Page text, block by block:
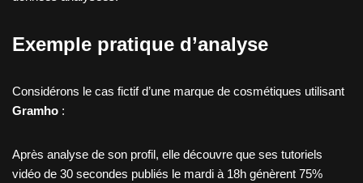
Exemple pratique d’analyse
Considérons le cas fictif d’une marque de cosmétiques utilisant
Gramho :
Après analyse de son profil, elle découvre que ses tutoriels
vidéo de 30 secondes publiés le mardi à 18h génèrent 75%